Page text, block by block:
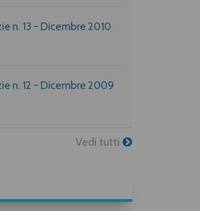
propone una deliziosa
n. 13 - Dicembre 2010
n. 12 - Dicembre 2009
Vedi tutti